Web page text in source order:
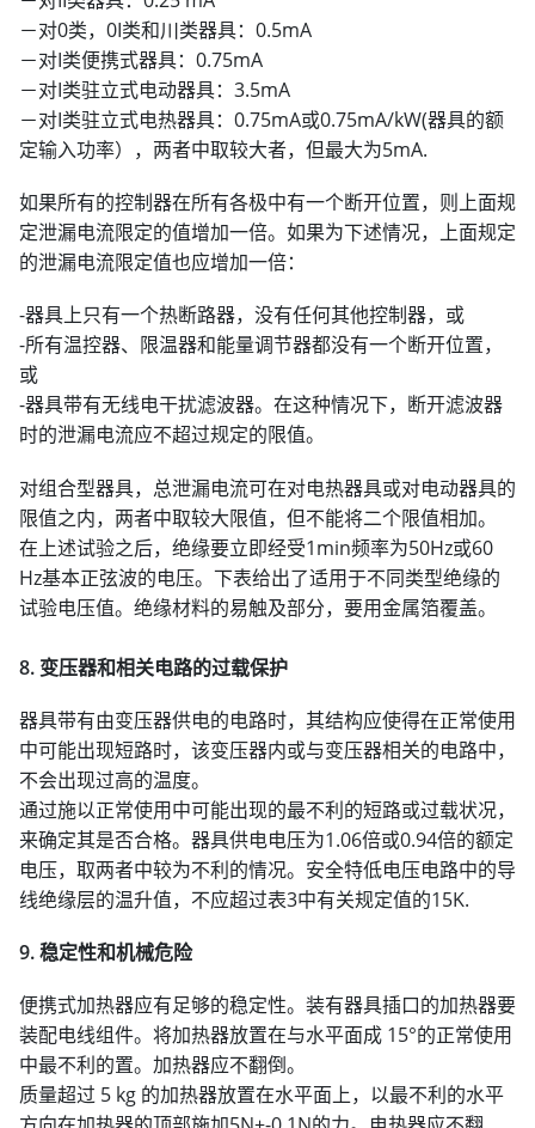
－对0类，0I类和川类器具：0.5mA
－对I类便携式器具：0.75mA
－对I类驻立式电动器具：3.5mA
－对I类驻立式电热器具：0.75mA或0.75mA/kW(器具的额
定输入功率），两者中取较大者，但最大为5mA.
如果所有的控制器在所有各极中有一个断开位置，则上面规
定泄漏电流限定的值增加一倍。如果为下述情况，上面规定
的泄漏电流限定值也应增加一倍：
-器具上只有一个热断路器，没有任何其他控制器，或
-所有温控器、限温器和能量调节器都没有一个断开位置，
或
-器具带有无线电干扰滤波器。在这种情况下，断开滤波器
时的泄漏电流应不超过规定的限值。
对组合型器具，总泄漏电流可在对电热器具或对电动器具的
限值之内，两者中取较大限值，但不能将二个限值相加。
在上述试验之后，绝缘要立即经受1min频率为50Hz或60
Hz基本正弦波的电压。下表给出了适用于不同类型绝缘的
试验电压值。绝缘材料的易触及部分，要用金属箔覆盖。
8. 变压器和相关电路的过载保护
器具带有由变压器供电的电路时，其结构应使得在正常使用
中可能出现短路时，该变压器内或与变压器相关的电路中，
不会出现过高的温度。
通过施以正常使用中可能出现的最不利的短路或过载状况，
来确定其是否合格。器具供电电压为1.06倍或0.94倍的额定
电压，取两者中较为不利的情况。安全特低电压电路中的导
线绝缘层的温升值，不应超过表3中有关规定值的15K.
9. 稳定性和机械危险
便携式加热器应有足够的稳定性。装有器具插口的加热器要
装配电线组件。将加热器放置在与水平面成 15°的正常使用
中最不利的置。加热器应不翻倒。
质量超过 5 kg 的加热器放置在水平面上，以最不利的水平